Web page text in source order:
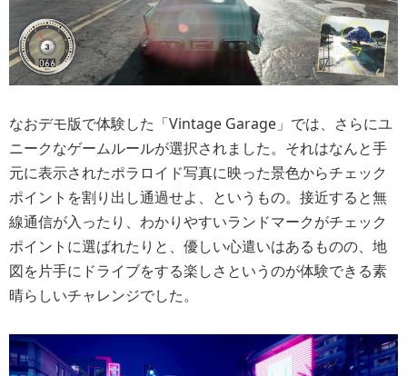
なおデモ版で体験した「Vintage Garage」では、さらにユ
ニークなゲームルールが選択されました。 それはなんと手
元に表示されたポラロイド写真に映った景色からチェック
ポイントを割り出し通過せよ、 というもの。接近すると無
線通信が入ったり、わかりやすいランドマークがチェック
ポイントに選ばれたりと、優しい心遣いはあるものの、地
図を片手にドライブをする楽しさというのが体験できる素
晴らしいチャレンジでした。